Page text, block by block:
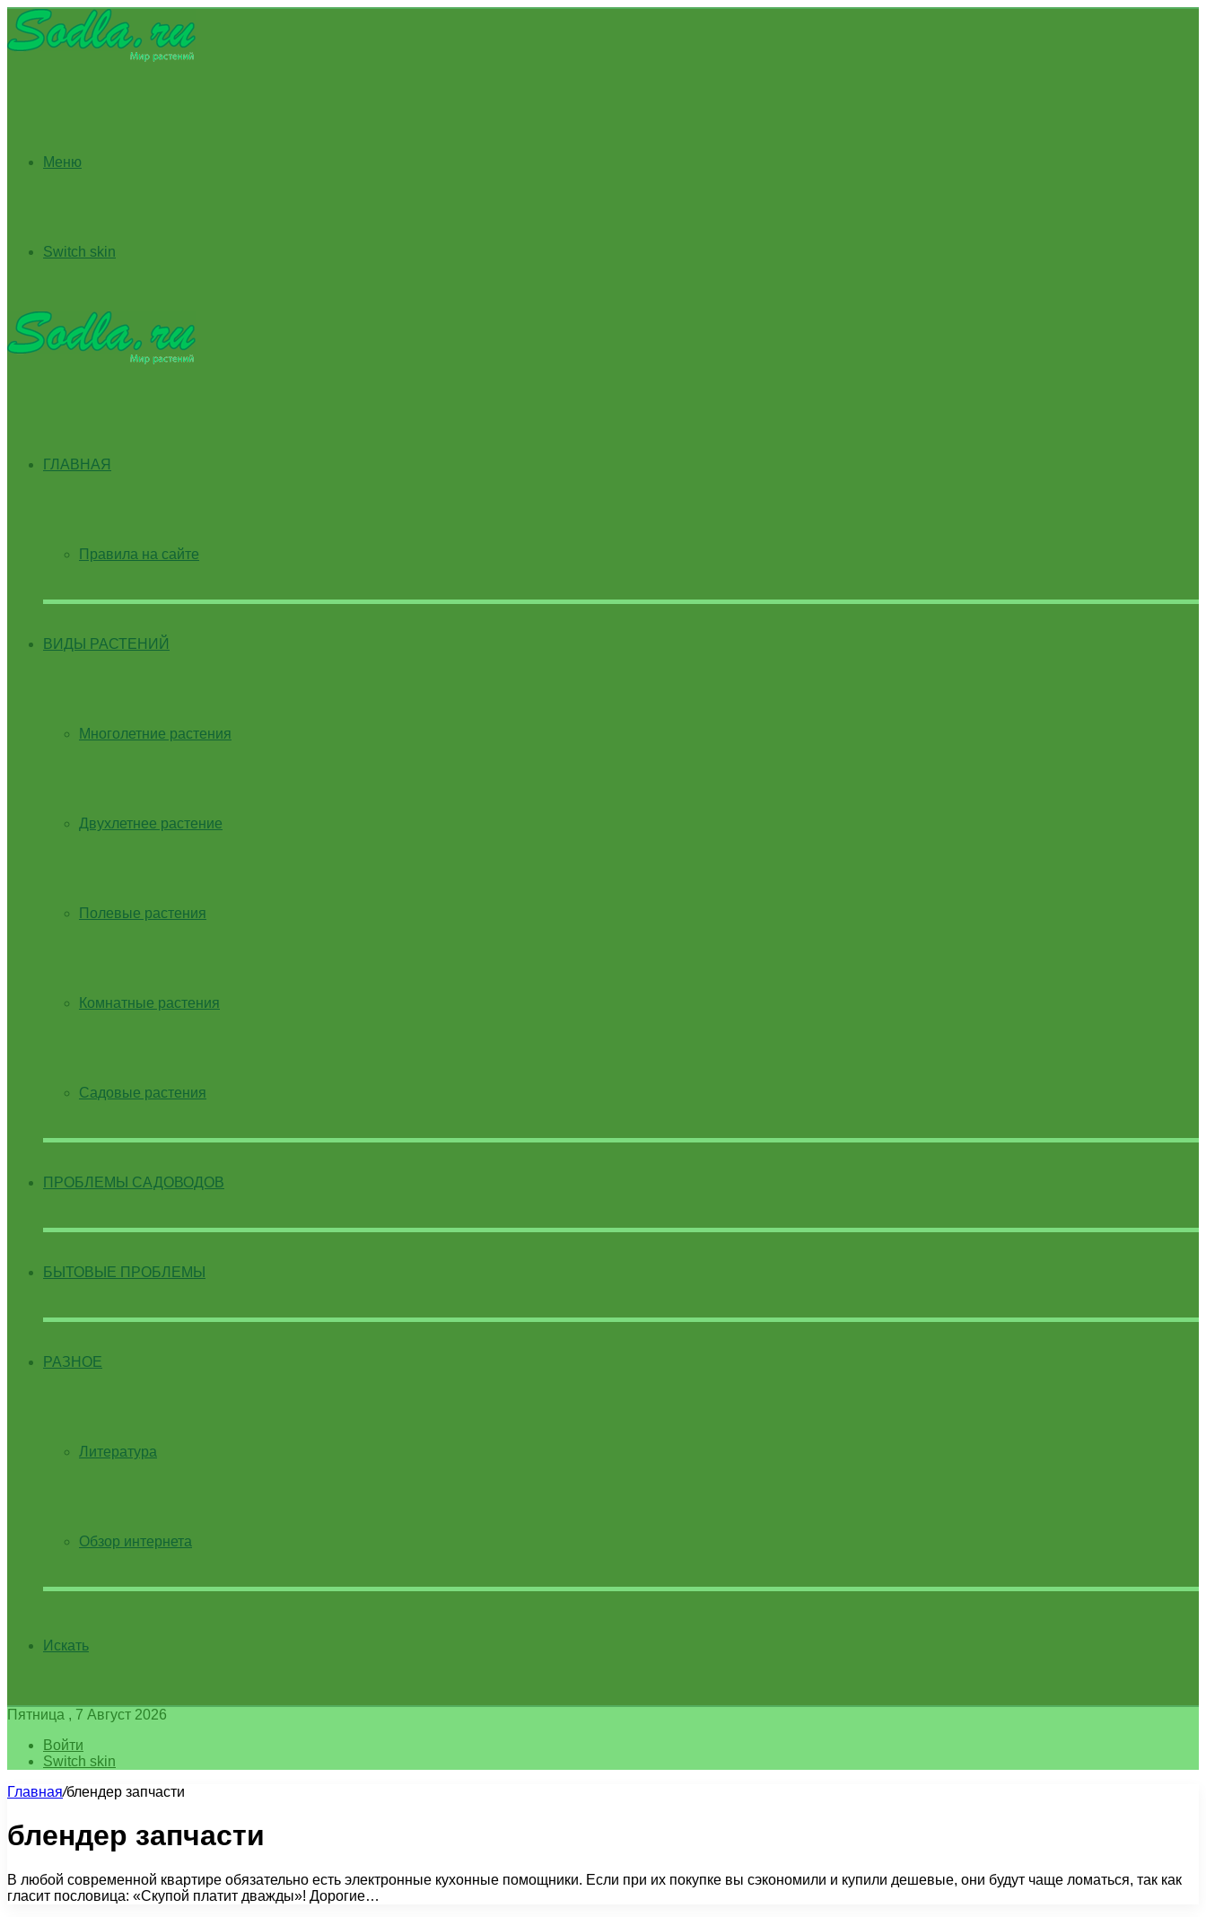
Меню
Switch skin
ГЛАВНАЯ
Правила на сайте
ВИДЫ РАСТЕНИЙ
Многолетние растения
Двухлетнее растение
Полевые растения
Комнатные растения
Садовые растения
ПРОБЛЕМЫ САДОВОДОВ
БЫТОВЫЕ ПРОБЛЕМЫ
РАЗНОЕ
Литература
Обзор интернета
Искать
Пятница , 7 Август 2026
Войти
Switch skin
Главная/блендер запчасти
блендер запчасти
В любой современной квартире обязательно есть электронные кухонные помощники. Если при их покупке вы сэкономили и купили дешевые, они будут чаще ломаться, так как
гласит пословица: «Скупой платит дважды»! Дорогие…